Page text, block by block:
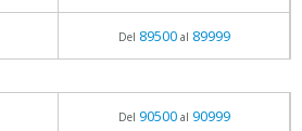
Del 89500al 89999
Del 90500al 90999